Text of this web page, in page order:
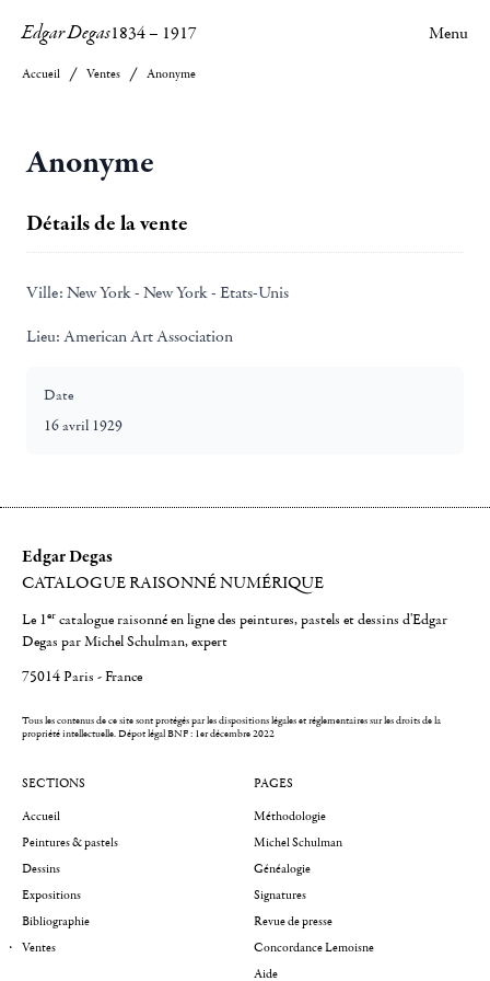
Edgar Degas1834– 1917 Menu
Accueil Ventes Anonyme
Anonyme
Détails de la vente
Ville: New York - New York - Etats-Unis
Lieu: American Art Association
Date
16 avril 1929
Edgar Degas
CATALOGUE RAISONNÉ NUMÉRIQUE
Le 1er catalogue raisonné en ligne des peintures, pastels et dessins d'Edgar
Degas par Michel Schulman, expert
75014 Paris - France
Tous les contenus de ce site sont protégés par les dispositions légales et réglementaires sur les droits de la
propriété intellectuelle.Dépot légal BNF : 1er décembre 2022
SECTIONS
Accueil
Peintures & pastels
Dessins
Expositions
Bibliographie
Ventes
PAGES
Méthodologie
Michel Schulman
Généalogie
Signatures
Revue de presse
Concordance Lemoisne
Aide